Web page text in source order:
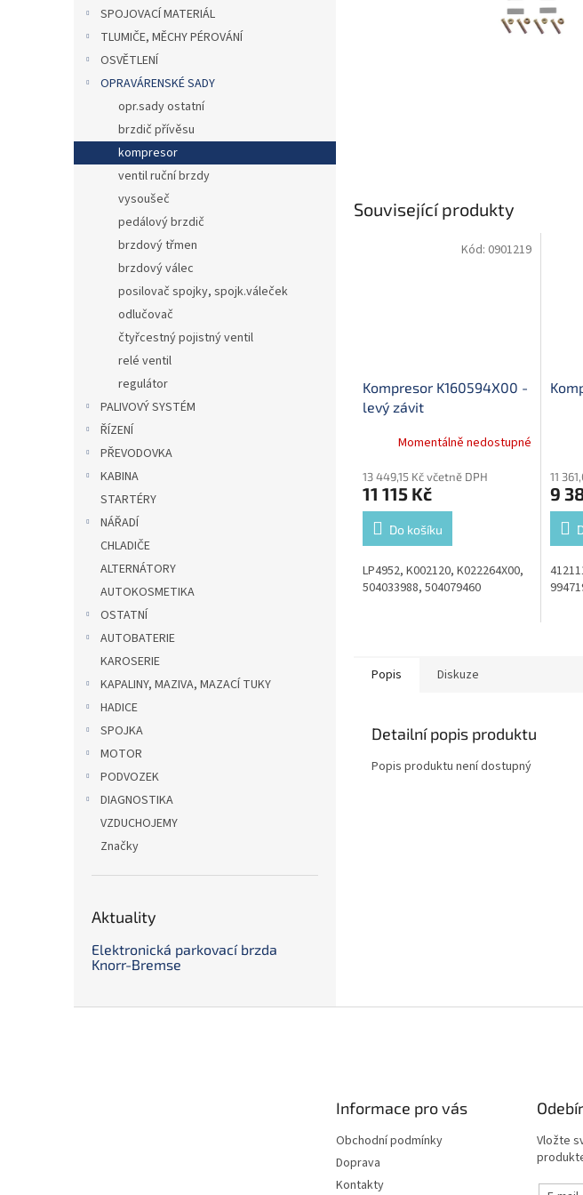
SPOJOVACÍ MATERIÁL
TLUMIČE, MĚCHY PÉROVÁNÍ
OSVĚTLENÍ
OPRAVÁRENSKÉ SADY
opr.sady ostatní
brzdič přívěsu
kompresor
ventil ruční brzdy
vysoušeč
pedálový brzdič
brzdový třmen
brzdový válec
posilovač spojky, spojk.váleček
odlučovač
čtyřcestný pojistný ventil
relé ventil
regulátor
PALIVOVÝ SYSTÉM
ŘÍZENÍ
PŘEVODOVKA
KABINA
STARTÉRY
NÁŘADÍ
CHLADIČE
ALTERNÁTORY
AUTOKOSMETIKA
OSTATNÍ
AUTOBATERIE
KAROSERIE
KAPALINY, MAZIVA, MAZACÍ TUKY
HADICE
SPOJKA
MOTOR
PODVOZEK
DIAGNOSTIKA
VZDUCHOJEMY
Značky
Aktuality
Elektronická parkovací brzda
Knorr-Bremse
Související produkty
Kompresor K160594X00 -
levý závit
Momentálně nedostupné
13 449,15 Kč včetně DPH
11 115 Kč
Do košíku
LP4952, K002120, K022264X00,
504033988, 504079460
Kód: 0901219
11
9
Popis Diskuze
Detailní popis produktu
Popis produktu není dostupný
Informace pro vás
Obchodní podmínky
Doprava
Kontakty
Vložte